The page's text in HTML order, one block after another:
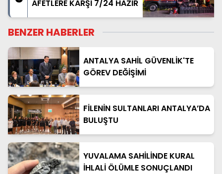
AFETLERE KARŞI 7/24 HAZIR
BENZER HABERLER
ANTALYA SAHİL GÜVENLİK'TE
GÖREV DEĞİŞİMİ
FİLENİN SULTANLARI ANTALYA’DA
BULUŞTU
YUVALAMA SAHİLİNDE KURAL
İHLALİ ÖLÜMLE SONUÇLANDI